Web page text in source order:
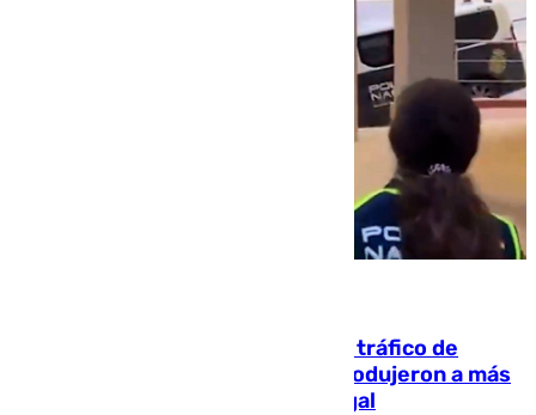
Cae una de las mayores redes de tráfico de
personas y droga en España: introdujeron a más
de 2.000 migrantes de forma ilegal